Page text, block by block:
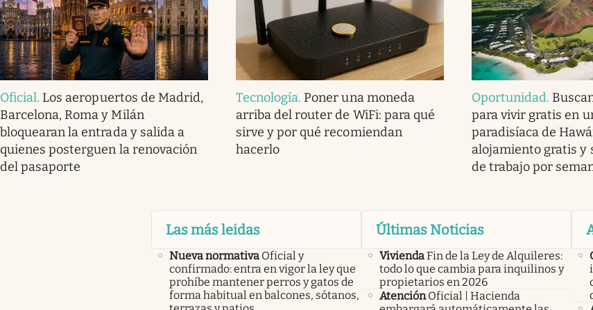
Oficial. Los aeropuertos de Madrid,
Barcelona, Roma y Milán
bloquearan la entrada y salida a
quienes posterguen la renovación
del pasaporte
Tecnología. Poner una moneda
arriba del router de WiFi: para qué
sirve y por qué recomiendan
hacerlo
Oportunidad.
para vivir gratis en
paradisíaca de
alojamiento gratis y
de trabajo por
Las más leidas
Nueva normativa Oficial y
confirmado: entra en vigor la ley que
prohíbe mantener perros y gatos de
forma habitual en balcones, sótanos,
Últimas Noticias
ViviendaFin de la Ley de Alquileres:
todo lo que cambia para inquilinos y
propietarios en 2026
Atención Oficial | Hacienda